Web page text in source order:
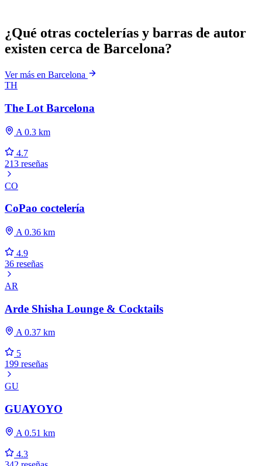
¿Qué otras coctelerías y barras de autor
existen cerca de Barcelona?
Ver más en Barcelona
TH
The Lot Barcelona
A 0.3 km
4.7
213 reseñas
CO
CoPao coctelería
A 0.36 km
4.9
36 reseñas
AR
Arde Shisha Lounge & Cocktails
A 0.37 km
5
199 reseñas
GU
GUAYOYO
A 0.51 km
4.3